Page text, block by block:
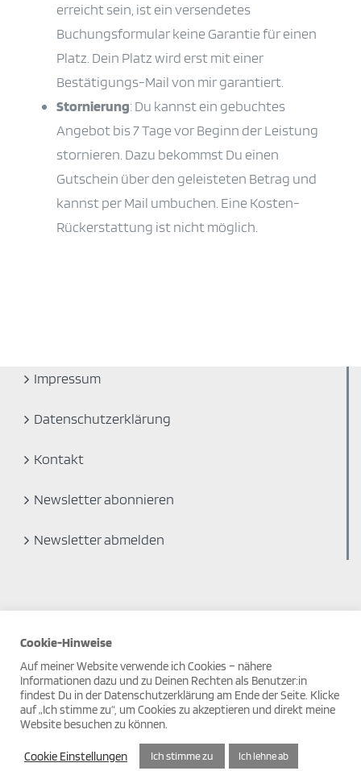
erreicht sein, ist ein versendetes
Buchungsformular keine Garantie für einen
Platz. Dein Platz wird erst mit einer
Bestätigungs-Mail von mir garantiert.
Stornierung: Du kannst ein gebuchtes
Angebot bis 7 Tage vor Beginn der Leistung
stornieren. Dazu bekommst Du einen
Gutschein über den geleisteten Betrag und
kannst per Mail umbuchen. Eine Kosten-
Rückerstattung ist nicht möglich.
Impressum
Datenschutzerklärung
Kontakt
Newsletter abonnieren
Newsletter abmelden
© Copyright 2019
Facebook
Instagram
Pinterest
Cookie-Hinweise
Auf meiner Website verwende ich Cookies – nähere
Informationen dazu und zu Deinen Rechten als Benutzer:in
findest Du in der Datenschutzerklärung am Ende der Seite. Klicke
auf „Ich stimme zu“, um Cookies zu akzeptieren und direkt meine
Website besuchen zu können.
Cookie Einstellungen Ich stimme zu Ich lehne ab